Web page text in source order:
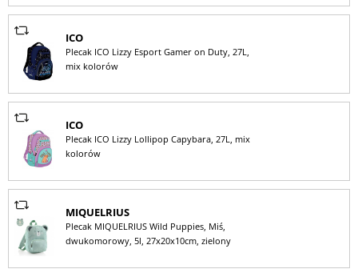
ICO
Plecak ICO Lizzy Esport Gamer on Duty, 27L,
mix kolorów
ICO
Plecak ICO Lizzy Lollipop Capybara, 27L, mix
kolorów
MIQUELRIUS
Plecak MIQUELRIUS Wild Puppies, Miś,
dwukomorowy, 5l, 27x20x10cm, zielony